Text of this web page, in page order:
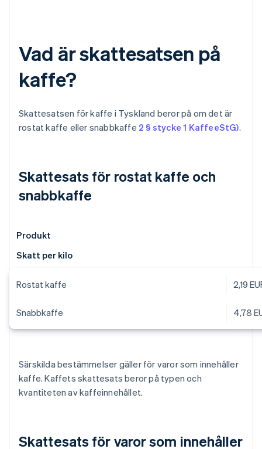
Vad är skattesatsen på
kaffe?
Skattesatsen för kaffe i Tyskland beror på om det är
rostat kaffe eller snabbkaffe 2 § stycke 1 KaffeeStG).
Skattesats för rostat kaffe och
snabbkaffe
Produkt
Skatt per kilo
Rostat kaffe 2,19
Snabbkaffe 4,78
Särskilda bestämmelser gäller för varor som innehåller
kaffe. Kaffets skattesats beror på typen och
kvantiteten av kaffeinnehållet.
Skattesats för varor som innehåller